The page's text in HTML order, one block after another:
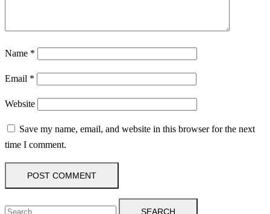
Name *
Email *
Website
Save my name, email, and website in this browser for the next
time I comment.
SEARCH